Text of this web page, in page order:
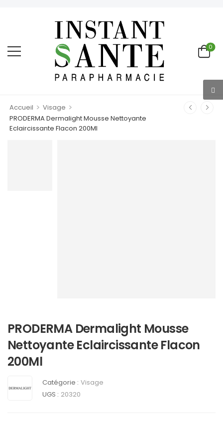
0
Accueil > Visage >
PRODERMA Dermalight Mousse Nettoyante
Eclaircissante Flacon 200Ml
PRODERMA Dermalight Mousse
Nettoyante Eclaircissante Flacon
200Ml
Catégorie : Visage
UGS : 20320